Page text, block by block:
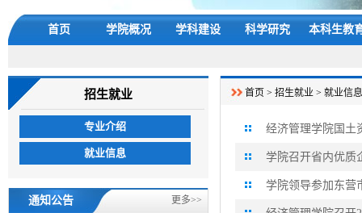
首页 学院概况 学科建设 科学研究 本科生教
招生就业
专业介绍
就业信息
通知公告 更多>>
首页 > 招生就业 > 就业信息
经济管理学院国土
学院召开省内优质
学院领导参加东营